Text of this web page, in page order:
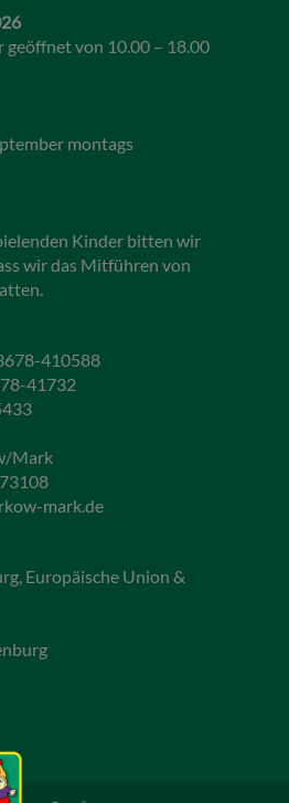
geöffnet von 10.00 – 18.00
montags
Kinder bitten wir
wir das Mitführen von
410588
41732
Mark
mark.de